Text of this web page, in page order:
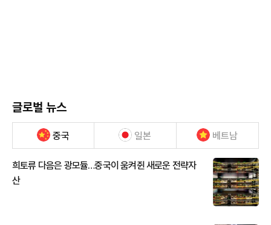
글로벌 뉴스
중국 일본 베트남
희토류 다음은 광모듈…중국이 움켜쥔 새로운 전략자
산